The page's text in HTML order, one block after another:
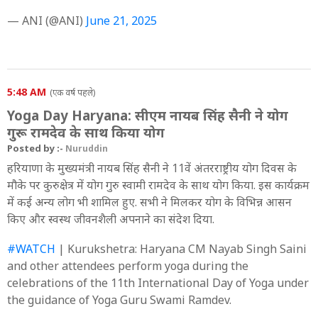
— ANI (@ANI) June 21, 2025
5:48 AM (एक वर्ष पहले)
Yoga Day Haryana: सीएम नायब सिंह सैनी ने योग
गुरू रामदेव के साथ किया योग
Posted by :- Nuruddin
हरियाणा के मुख्यमंत्री नायब सिंह सैनी ने 11वें अंतरराष्ट्रीय योग दिवस के
मौके पर कुरुक्षेत्र में योग गुरु स्वामी रामदेव के साथ योग किया. इस कार्यक्रम
में कई अन्य लोग भी शामिल हुए. सभी ने मिलकर योग के विभिन्न आसन
किए और स्वस्थ जीवनशैली अपनाने का संदेश दिया.
#WATCH | Kurukshetra: Haryana CM Nayab Singh Saini
and other attendees perform yoga during the
celebrations of the 11th International Day of Yoga under
the guidance of Yoga Guru Swami Ramdev.